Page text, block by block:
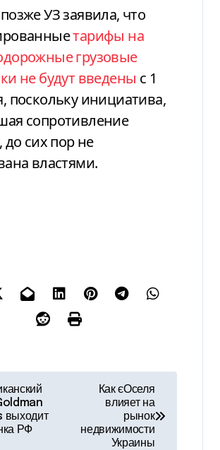
УЗ заявила, что
тарифы на
грузовые
не будут введены с 1
поскольку инициатива,
сопротивление
до сих пор не
властями.
выходит
РФ
Как єОселя
влияет на
рынок
недвижимости
Украины